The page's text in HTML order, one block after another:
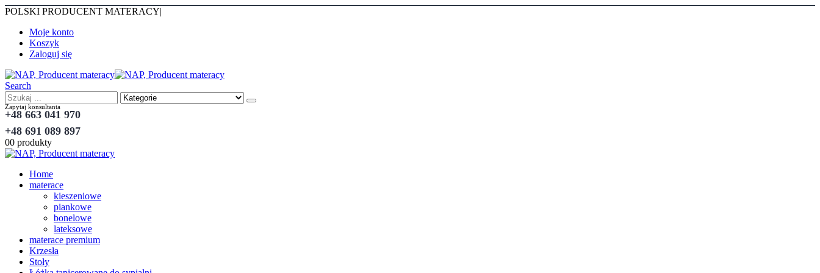
POLSKI PRODUCENT MATERACY|
Moje konto
Koszyk
Zaloguj się
Search
Zapytaj konsultanta
+48 663 041 970
+48 691 089 897
00 produkty
Home
materace
kieszeniowe
piankowe
bonelowe
lateksowe
materace premium
Krzesła
Stoły